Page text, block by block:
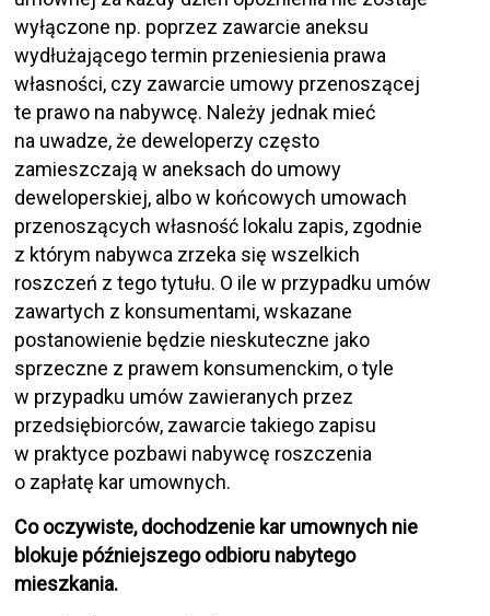
wyłączone np. poprzez zawarcie aneksu
wydłużającego termin przeniesienia prawa
własności, czy zawarcie umowy przenoszącej
te prawo na nabywcę. Należy jednak mieć
na uwadze, że deweloperzy często
zamieszczają w aneksach do umowy
deweloperskiej, albo w końcowych umowach
przenoszących własność lokalu zapis, zgodnie
z którym nabywca zrzeka się wszelkich
roszczeń z tego tytułu. O ile w przypadku umów
zawartych z konsumentami, wskazane
postanowienie będzie nieskuteczne jako
sprzeczne z prawem konsumenckim, o tyle
w przypadku umów zawieranych przez
przedsiębiorców, zawarcie takiego zapisu
w praktyce pozbawi nabywcę roszczenia
o zapłatę kar umownych.
Co oczywiste, dochodzenie kar umownych nie
blokuje późniejszego odbioru nabytego
mieszkania.